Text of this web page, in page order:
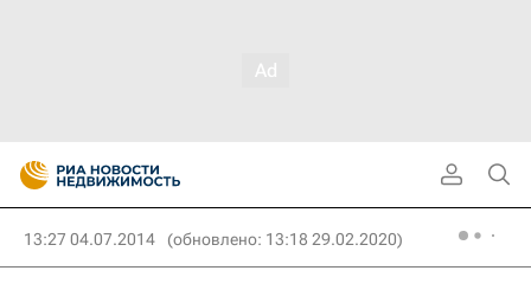
13:27 04.07.2014 (обновлено: 13:18 29.02.2020)